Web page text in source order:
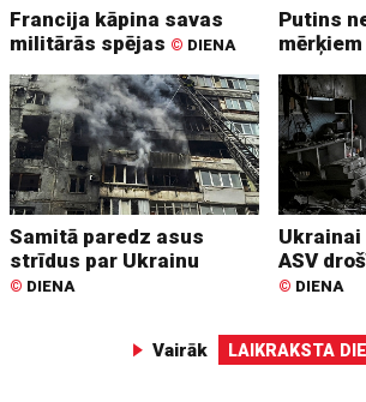
Francija kāpina savas
militārās spējas © DIENA
Putins
Samitā paredz asus
strīdus par Ukrainu
© DIENA
Ukrainai
ASV
© DIENA
Vairāk LAIKRAKSTA